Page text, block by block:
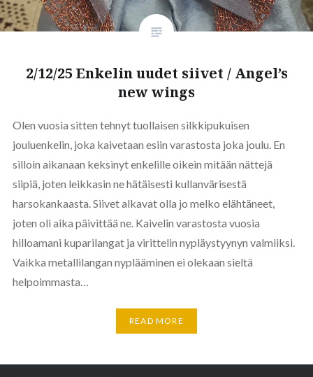
2/12/25 Enkelin uudet siivet / Angel’s
new wings
Olen vuosia sitten tehnyt tuollaisen silkkipukuisen
jouluenkelin, joka kaivetaan esiin varastosta joka joulu. En
silloin aikanaan keksinyt enkelille oikein mitään nättejä
siipiä, joten leikkasin ne hätäisesti kullanvärisestä
harsokankaasta. Siivet alkavat olla jo melko elähtäneet,
joten oli aika päivittää ne. Kaivelin varastosta vuosia
hilloamani kuparilangat ja virittelin nypläystyynyn valmiiksi.
Vaikka metallilangan nyplääminen ei olekaan sieltä
helpoimmasta…
READ MORE